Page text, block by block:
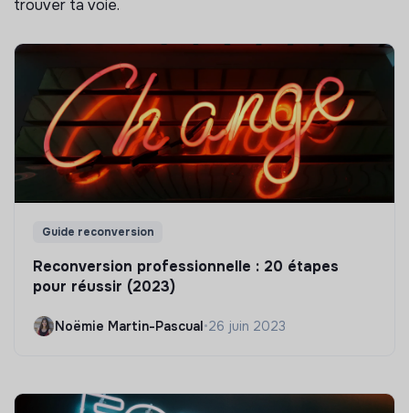
trouver ta voie.
Guide reconversion
Reconversion professionnelle : 20 étapes
pour réussir (2023)
Noëmie Martin-Pascual•26 juin 2023